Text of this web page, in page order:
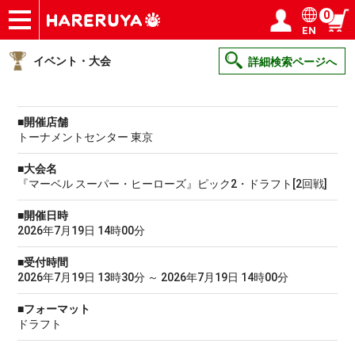
ショップ
買取
記事
デッキ検索
デッキ構築
選手一覧
店舗一覧
イベント
ヘルプ
お問い合わせ ログイン／会員登録
EN
0
イベント・大会 詳細検索ページへ
■開催店舗
トーナメントセンター 東京
■大会名
『マーベル スーパー・ヒーローズ』ピック2・ドラフト[2回戦]
■開催日時
2026年7月19日 14時00分
■受付時間
2026年7月19日 13時30分 ～ 2026年7月19日 14時00分
■フォーマット
ドラフト